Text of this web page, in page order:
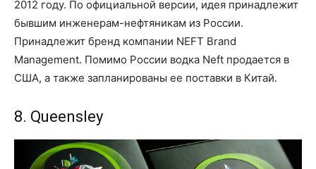
2012 году. По официальной версии, идея принадлежит
бывшим инженерам-нефтяникам из России.
Принадлежит бренд компании NEFT Brand
Management. Помимо России водка Neft продается в
США, а также запланированы ее поставки в Китай.
8. Queensley